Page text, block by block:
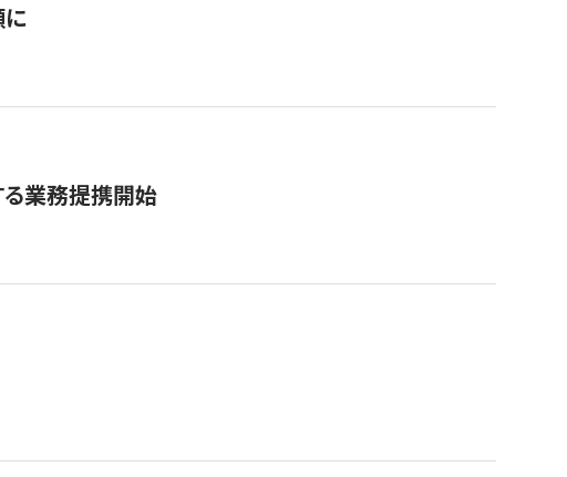
る業務提携開始